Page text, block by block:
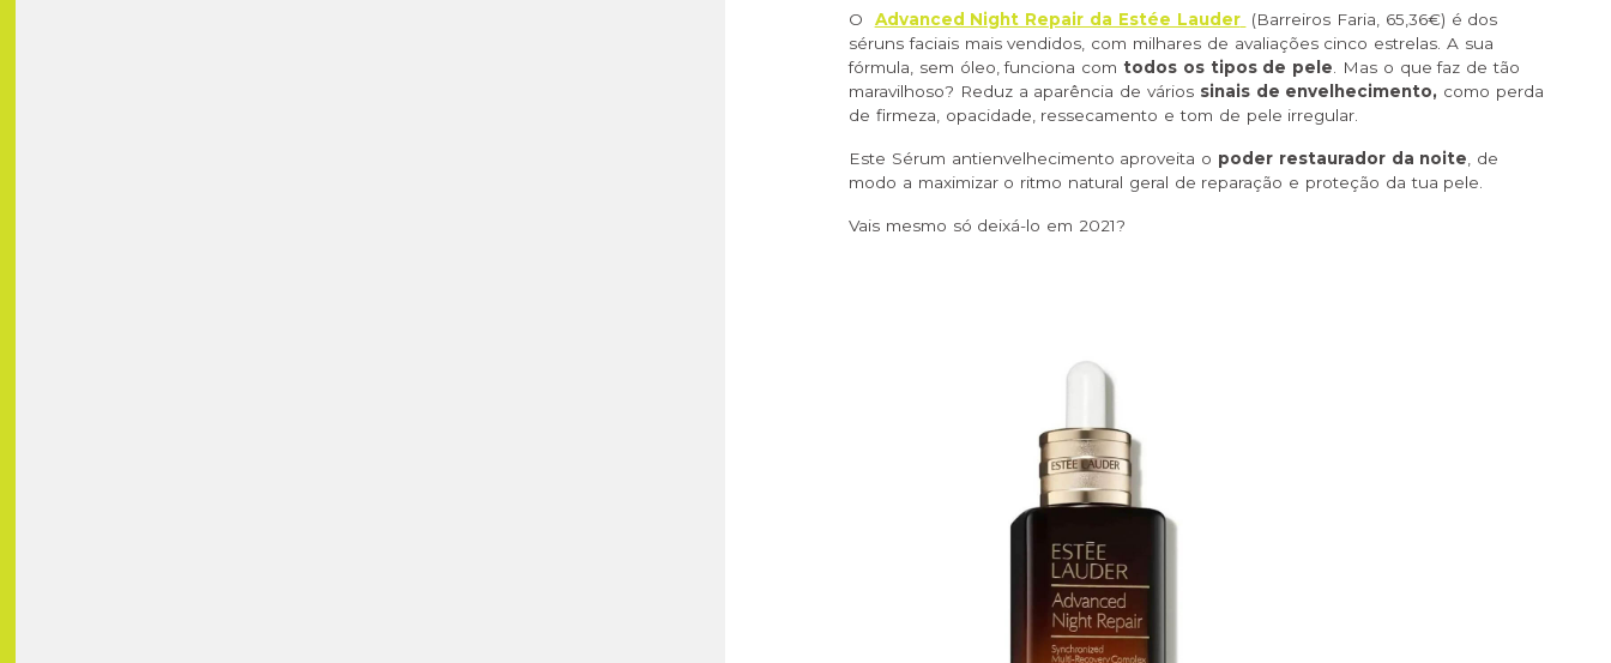
O Advanced Night Repair da Estée Lauder
(Barreiros Faria, 65,36€) é dos
séruns faciais mais vendidos, com milhares de avaliações cinco estrelas. A sua
fórmula, sem óleo, funciona com todos os tipos de pele. Mas o que faz de tão
maravilhoso? Reduz a aparência de vários sinais de envelhecimento, como perda
de firmeza, opacidade, ressecamento e tom de pele irregular.
Este Sérum antienvelhecimento aproveita o poder restaurador da noite, de
modo a maximizar o ritmo natural geral de reparação e proteção da tua pele.
Vais mesmo só deixá-lo em 2021?